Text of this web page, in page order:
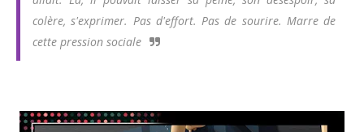
colère, s'exprimer. Pas d'effort. Pas de sourire. Marre de
cette pression sociale